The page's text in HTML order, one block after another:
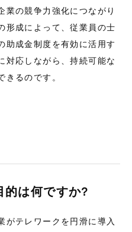
業の競争力強化につながり
形成によって、従業員の士
助成金制度を有効に活用す
対応しながら、持続可能な
きるのです。
的は何ですか?
がテレワークを円滑に導入